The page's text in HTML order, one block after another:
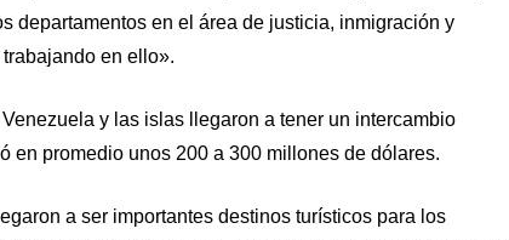
departamentos en el área de justicia, inmigración y
en ello».
y las islas llegaron a tener un intercambio
en promedio unos 200 a 300 millones de dólares.
a ser importantes destinos turísticos para los